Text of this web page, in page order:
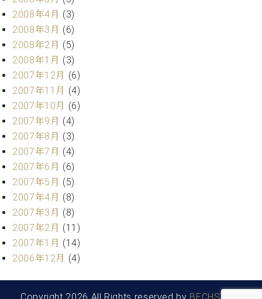
2008年4月 (3)
2008年3月 (6)
2008年2月 (5)
2008年1月 (3)
2007年12月 (6)
2007年11月 (4)
2007年10月 (6)
2007年9月 (4)
2007年8月 (3)
2007年7月 (4)
2007年6月 (6)
2007年5月 (5)
2007年4月 (8)
2007年3月 (8)
2007年2月 (11)
2007年1月 (14)
2006年12月 (4)